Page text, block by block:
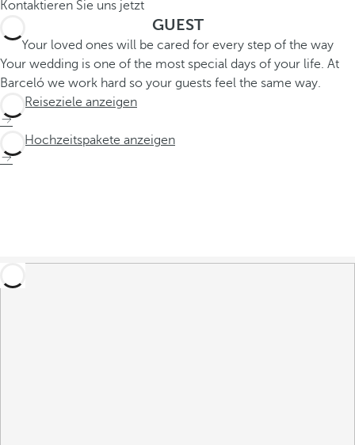
Kontaktieren Sie uns jetzt
GUEST
Your loved ones will be cared for every step of the way
Your wedding is one of the most special days of your life. At
Barceló we work hard so your guests feel the same way.
Alle Reiseziele anzeigen
Alle Hochzeitspakete anzeigen